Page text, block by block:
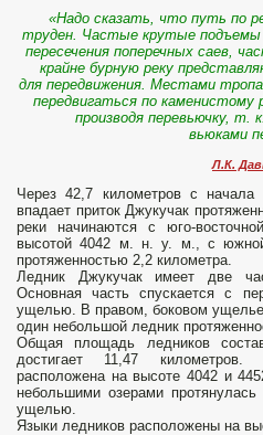
«Надо сказать, что путь по
труден. Частые крутые подъемы
пересечения поперечных саев,
крайне бурную реку
для передвижения. Местами
передвигаться по каменистому
производя перевьючку, т.
вьюками
Л.К.
Через 42,7 километров с
впадает приток Джукучак
реки начинаются с юго-
высотой 4042 м. н. у. м., с южной
протяженностью 2,2 километра.
Ледник Джукучак имеет две
Основная часть спускается с
ущелью. В правом, боковом
один небольшой ледник
Общая площадь ледников
достигает 11,47 километров.
расположена на высоте 4042 и
небольшими озерами
ущелью.
Языки ледников расположены на